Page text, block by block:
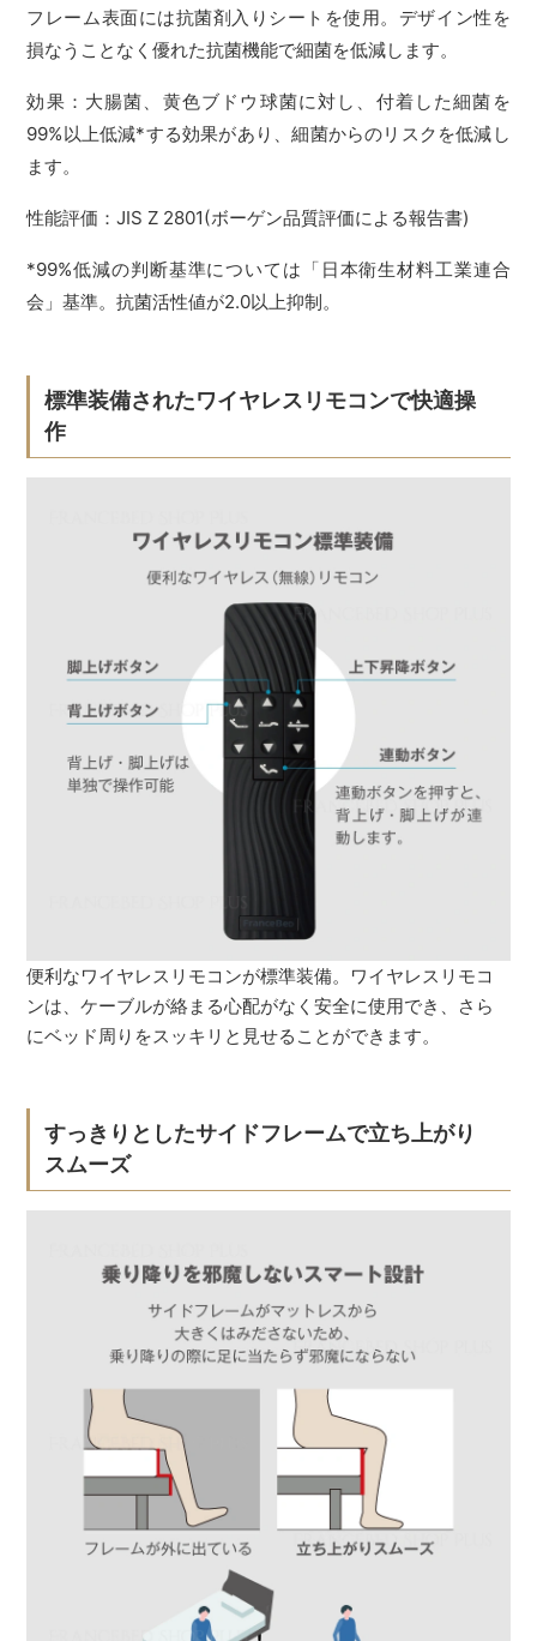
フレーム表面には抗菌剤入りシートを使用。デザイン性を
損なうことなく優れた抗菌機能で細菌を低減します。
効果：大腸菌、黄色ブドウ球菌に対し、付着した細菌を
99%以上低減*する効果があり、細菌からのリスクを低減し
ます。
性能評価：JIS Z 2801(ボーゲン品質評価による報告書)
*99%低減の判断基準については「日本衛生材料工業連合
会」基準。抗菌活性値が2.0以上抑制。
標準装備されたワイヤレスリモコンで快適操
作
便利なワイヤレスリモコンが標準装備。ワイヤレスリモコ
ンは、ケーブルが絡まる心配がなく安全に使用でき、さら
にベッド周りをスッキリと見せることができます。
すっきりとしたサイドフレームで立ち上がり
スムーズ